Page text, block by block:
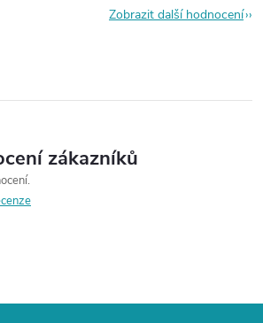
Zobrazit další hodnocení
zákazníků